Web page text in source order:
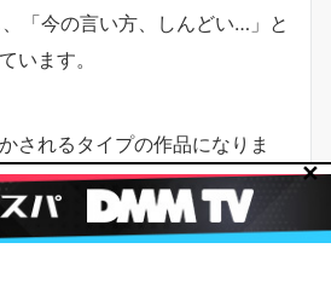
「今の言い方、しんどい…」と
います。
されるタイプの作品になりま
✕